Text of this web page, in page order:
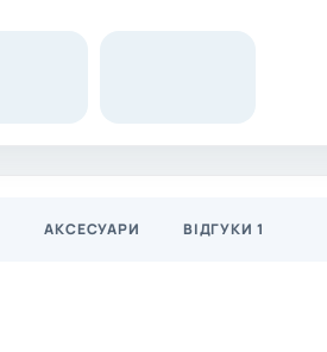
АКСЕСУАРИ ВІДГУКИ 1